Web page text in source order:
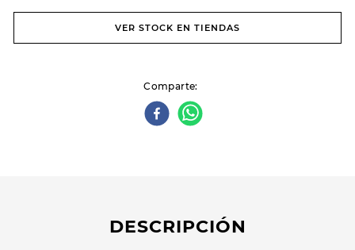
VER STOCK EN TIENDAS
Comparte
DESCRIPCIÓN